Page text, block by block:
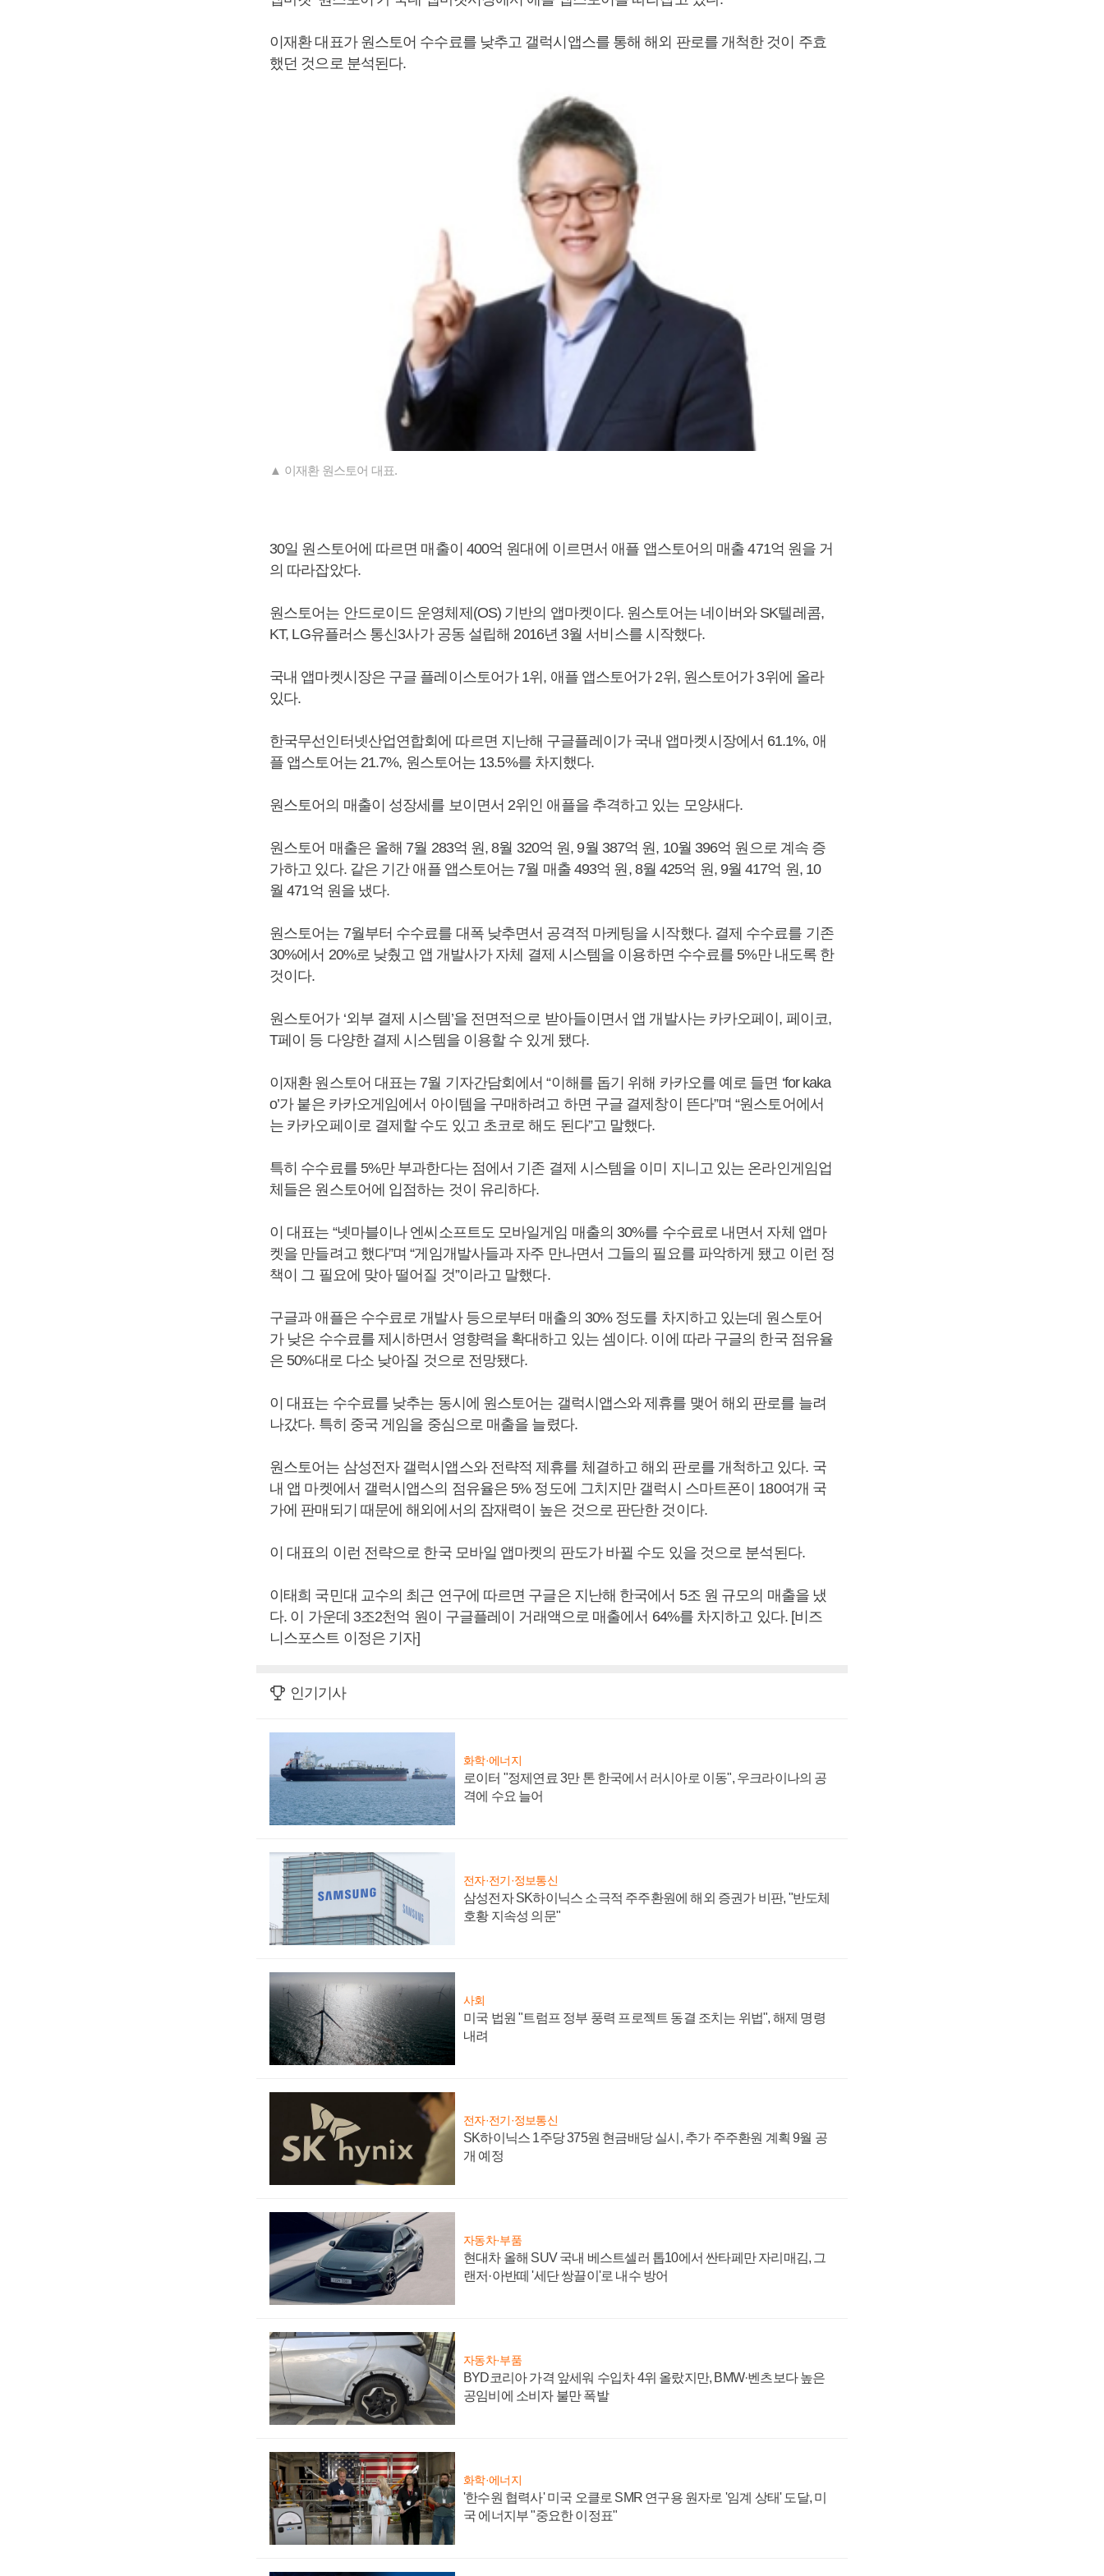
이재환 대표가 원스토어 수수료를 낮추고 갤럭시앱스를 통해 해외 판로를 개척한 것이 주효
했던 것으로 분석된다.
▲ 이재환 원스토어 대표.
30일 원스토어에 따르면 매출이 400억 원대에 이르면서 애플 앱스토어의 매출 471억 원을 거
의 따라잡았다.
원스토어는 안드로이드 운영체제(OS) 기반의 앱마켓이다. 원스토어는 네이버와 SK텔레콤,
KT, LG유플러스 통신3사가 공동 설립해 2016년 3월 서비스를 시작했다.
국내 앱마켓시장은 구글 플레이스토어가 1위, 애플 앱스토어가 2위, 원스토어가 3위에 올라
있다.
한국무선인터넷산업연합회에 따르면 지난해 구글플레이가 국내 앱마켓시장에서 61.1%, 애
플 앱스토어는 21.7%, 원스토어는 13.5%를 차지했다.
원스토어의 매출이 성장세를 보이면서 2위인 애플을 추격하고 있는 모양새다.
원스토어 매출은 올해 7월 283억 원, 8월 320억 원, 9월 387억 원, 10월 396억 원으로 계속 증
가하고 있다. 같은 기간 애플 앱스토어는 7월 매출 493억 원, 8월 425억 원, 9월 417억 원, 10
월 471억 원을 냈다.
원스토어는 7월부터 수수료를 대폭 낮추면서 공격적 마케팅을 시작했다. 결제 수수료를 기존
30%에서 20%로 낮췄고 앱 개발사가 자체 결제 시스템을 이용하면 수수료를 5%만 내도록 한
것이다.
원스토어가 ‘외부 결제 시스템’을 전면적으로 받아들이면서 앱 개발사는 카카오페이, 페이코,
T페이 등 다양한 결제 시스템을 이용할 수 있게 됐다.
이재환 원스토어 대표는 7월 기자간담회에서 “이해를 돕기 위해 카카오를 예로 들면 ‘for kaka
o’가 붙은 카카오게임에서 아이템을 구매하려고 하면 구글 결제창이 뜬다”며 “원스토어에서
는 카카오페이로 결제할 수도 있고 초코로 해도 된다”고 말했다.
특히 수수료를 5%만 부과한다는 점에서 기존 결제 시스템을 이미 지니고 있는 온라인게임업
체들은 원스토어에 입점하는 것이 유리하다.
이 대표는 “넷마블이나 엔씨소프트도 모바일게임 매출의 30%를 수수료로 내면서 자체 앱마
켓을 만들려고 했다”며 “게임개발사들과 자주 만나면서 그들의 필요를 파악하게 됐고 이런 정
책이 그 필요에 맞아 떨어질 것”이라고 말했다.
구글과 애플은 수수료로 개발사 등으로부터 매출의 30% 정도를 차지하고 있는데 원스토어
가 낮은 수수료를 제시하면서 영향력을 확대하고 있는 셈이다. 이에 따라 구글의 한국 점유율
은 50%대로 다소 낮아질 것으로 전망됐다.
이 대표는 수수료를 낮추는 동시에 원스토어는 갤럭시앱스와 제휴를 맺어 해외 판로를 늘려
나갔다. 특히 중국 게임을 중심으로 매출을 늘렸다.
원스토어는 삼성전자 갤럭시앱스와 전략적 제휴를 체결하고 해외 판로를 개척하고 있다. 국
내 앱 마켓에서 갤럭시앱스의 점유율은 5% 정도에 그치지만 갤럭시 스마트폰이 180여개 국
가에 판매되기 때문에 해외에서의 잠재력이 높은 것으로 판단한 것이다.
이 대표의 이런 전략으로 한국 모바일 앱마켓의 판도가 바뀔 수도 있을 것으로 분석된다.
이태희 국민대 교수의 최근 연구에 따르면 구글은 지난해 한국에서 5조 원 규모의 매출을 냈
다. 이 가운데 3조2천억 원이 구글플레이 거래액으로 매출에서 64%를 차지하고 있다. [비즈
니스포스트 이정은 기자]
인기기사
화학·에너지
로이터 "정제연료 3만 톤 한국에서 러시아로 이동", 우크라이나의 공
격에 수요 늘어
전자·전기·정보통신
삼성전자 SK하이닉스 소극적 주주환원에 해외 증권가 비판, "반도체
호황 지속성 의문"
사회
미국 법원 "트럼프 정부 풍력 프로젝트 동결 조치는 위법", 해제 명령
내려
전자·전기·정보통신
SK하이닉스 1주당 375원 현금배당 실시, 추가 주주환원 계획 9월 공
개 예정
자동차·부품
현대차 올해 SUV 국내 베스트셀러 톱10에서 싼타페만 자리매김, 그
랜저·아반떼 '세단 쌍끌이'로 내수 방어
자동차·부품
BYD코리아 가격 앞세워 수입차 4위 올랐지만, BMW·벤츠보다 높은
공임비에 소비자 불만 폭발
화학·에너지
'한수원 협력사' 미국 오클로 SMR 연구용 원자로 '임계 상태' 도달, 미
국 에너지부 "중요한 이정표"